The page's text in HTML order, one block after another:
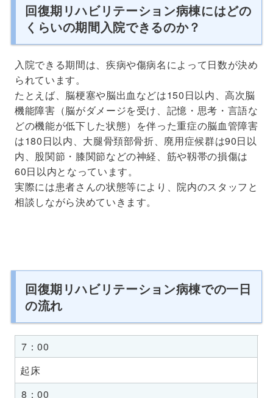
回復期リハビリテーション病棟にはどの
くらいの期間入院できるのか？
入院できる期間は、疾病や傷病名によって日数が決め
られています。
たとえば、脳梗塞や脳出血などは150日以内、高次脳
機能障害（脳がダメージを受け、記憶・思考・言語な
どの機能が低下した状態）を伴った重症の脳血管障害
は180日以内、大腿骨頚部骨折、廃用症候群は90日以
内、股関節・膝関節などの神経、筋や靱帯の損傷は
60日以内となっています。
実際には患者さんの状態等により、院内のスタッフと
相談しながら決めていきます。
回復期リハビリテーション病棟での一日
の流れ
7：00
起床
8：00